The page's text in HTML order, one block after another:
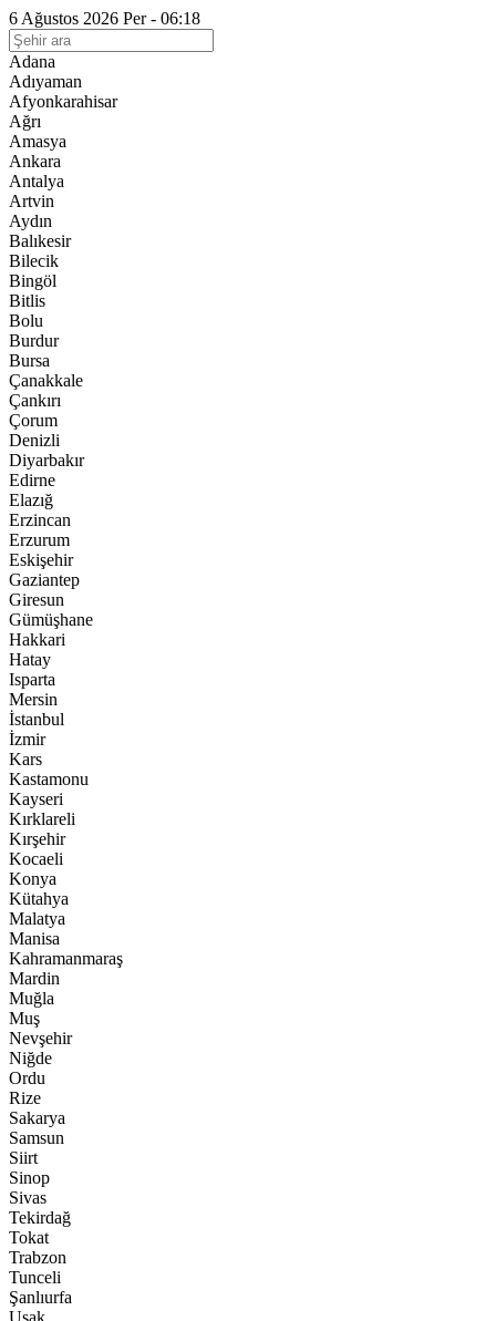
6 Ağustos 2026 Per - 06:18
Adana
Adıyaman
Afyonkarahisar
Ağrı
Amasya
Ankara
Antalya
Artvin
Aydın
Balıkesir
Bilecik
Bingöl
Bitlis
Bolu
Burdur
Bursa
Çanakkale
Çankırı
Çorum
Denizli
Diyarbakır
Edirne
Elazığ
Erzincan
Erzurum
Eskişehir
Gaziantep
Giresun
Gümüşhane
Hakkari
Hatay
Isparta
Mersin
İstanbul
İzmir
Kars
Kastamonu
Kayseri
Kırklareli
Kırşehir
Kocaeli
Konya
Kütahya
Malatya
Manisa
Kahramanmaraş
Mardin
Muğla
Muş
Nevşehir
Niğde
Ordu
Rize
Sakarya
Samsun
Siirt
Sinop
Sivas
Tekirdağ
Tokat
Trabzon
Tunceli
Şanlıurfa
Uşak